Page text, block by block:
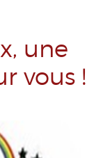
une
vous !